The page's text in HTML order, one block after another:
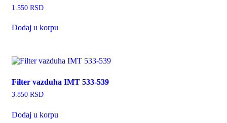
1.550 RSD
Dodaj u korpu
Filter vazduha IMT 533-539
3.850 RSD
Dodaj u korpu